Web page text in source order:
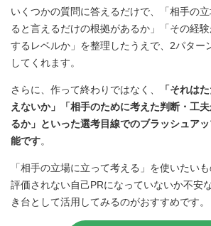
いくつかの質問に答えるだけで、「相手の
ると言えるだけの根拠があるか」「その経
するレベルか」を整理したうえで、2パター
してくれます。
さらに、作って終わりではなく、
「それは
えないか」「相手のために考えた判断・工
るか」といった選考目線でのブラッシュア
能です。
「相手の立場に立って考える」を使いたい
評価されない自己PRになっていないか不安
き台として活用してみるのがおすすめです。